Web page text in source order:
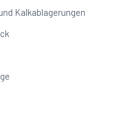
Kalkablagerungen